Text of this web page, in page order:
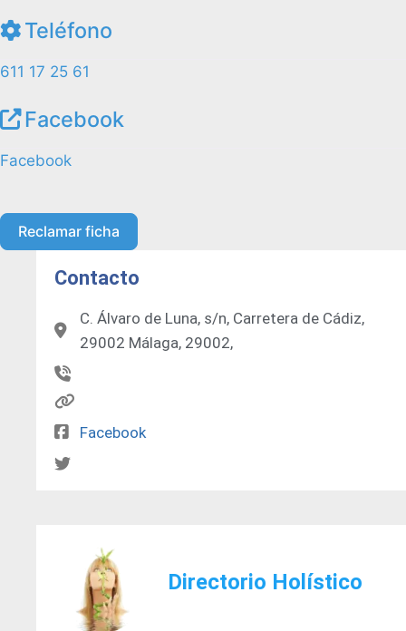
Teléfono
611 17 25 61
Facebook
Facebook
Reclamar ficha
Contacto
C. Álvaro de Luna, s/n, Carretera de Cádiz,
29002 Málaga, 29002,
Facebook
Directorio Holístico